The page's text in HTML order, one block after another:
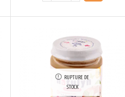
RUPTURE DE
STOCK